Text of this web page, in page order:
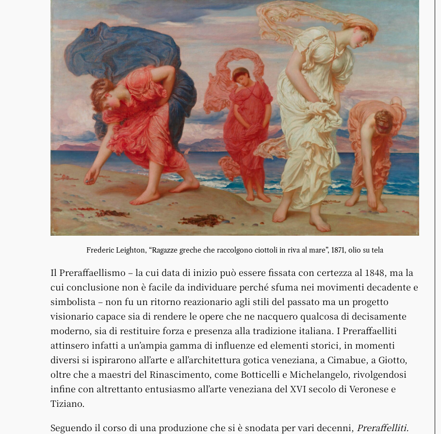
Frederic Leighton, “Ragazze greche che raccolgono ciottoli in riva al mare”, 1871, olio su tela
Il Preraffaellismo – la cui data di inizio può essere fissata con certezza al 1848, ma la
cui conclusione non è facile da individuare perché sfuma nei movimenti decadente e
simbolista – non fu un ritorno reazionario agli stili del passato ma un progetto
visionario capace sia di rendere le opere che ne nacquero qualcosa di decisamente
moderno, sia di restituire forza e presenza alla tradizione italiana. I Preraffaelliti
attinsero infatti a un’ampia gamma di influenze ed elementi storici, in momenti
diversi si ispirarono all’arte e all’architettura gotica veneziana, a Cimabue, a Giotto,
oltre che a maestri del Rinascimento, come Botticelli e Michelangelo, rivolgendosi
infine con altrettanto entusiasmo all’arte veneziana del XVI secolo di Veronese e
Tiziano.
Seguendo il corso di una produzione che si è snodata per vari decenni, Preraffelliti.